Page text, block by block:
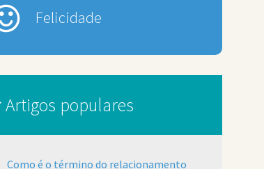
Felicidade
Artigos populares
Como é o término do relacionamento